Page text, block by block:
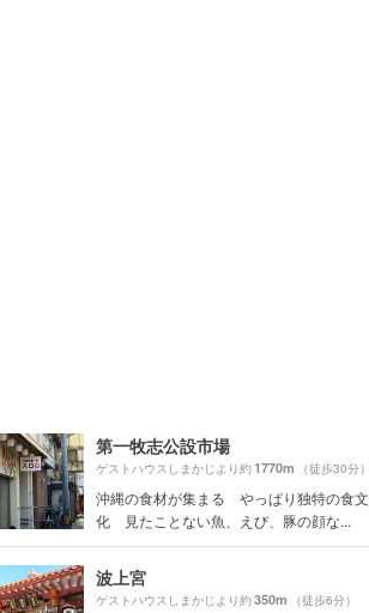
第一牧志公設市場
ゲストハウスしまかじより約1770m （徒歩30分）
沖縄の食材が集まる やっぱり独特の食文
化 見たことない魚、えび、豚の顔な...
波上宮
ゲストハウスしまかじより約350m （徒歩6分）